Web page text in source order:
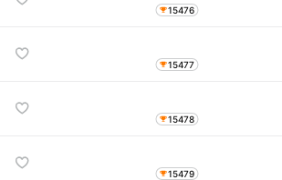
15476
15477
15478
15479